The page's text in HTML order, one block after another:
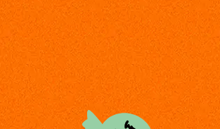
終了しました